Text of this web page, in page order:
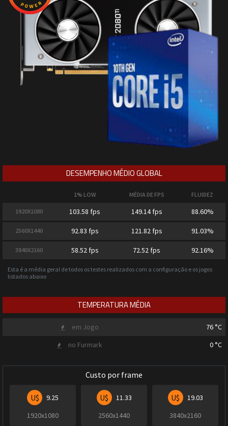
DESEMPENHO MÉDIO GLOBAL
1% LOW MÉDIA DE FPS FLUIDEZ
1920X1080 103.58 fps 149.14 fps 88.60%
2560X1440 92.83 fps 121.82 fps 91.03%
3840X2160 58.52 fps 72.52 fps 92.16%
Esta é a média geral de todos os testes realizados com a configuração e os jogos
listados abaixo
TEMPERATURA MÉDIA
em Jogo 76 °C
no Furmark
0 °C
Custo por frame
U$
9.25
1920x1080
U$
11.33
2560x1440
U$
19.03
3840x2160